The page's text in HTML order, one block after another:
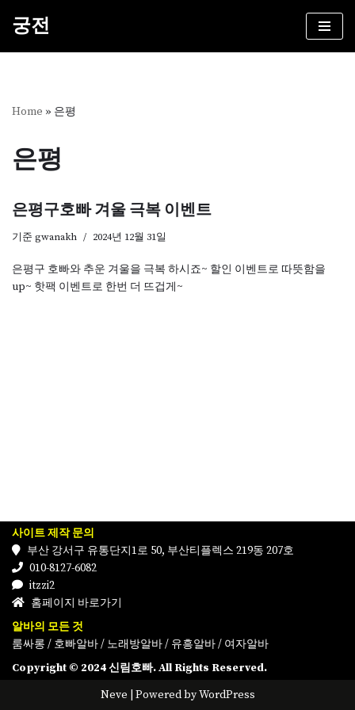
건
뛰
기
궁전
Home » 은평
은평
은평구호빠 겨울 극복 이벤트
기준 gwanakh 2024년 12월 31일
은평구 호빠와 추운 겨울을 극복 하시죠~ 할인 이벤트로 따뜻함을
up~ 핫팩 이벤트로 한번 더 뜨겁게~
사이트 제작 문의
부산 강서구 유통단지1로 50, 부산티플렉스 219동 207호
010-8127-6082
itzzi2
홈페이지 바로가기
알바의 모든 것
룸싸롱 / 호빠알바/ 노래방알바/ 유흥알바/ 여자알바
Copyright © 2024 신림호빠. All Rights Reserved.
Neve | Powered byWordPress